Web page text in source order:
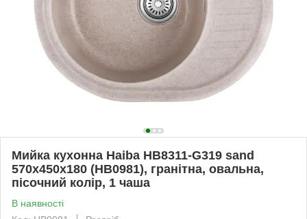
Мийка кухонна Haiba HB8311-G319 sand
570x450x180 (HB0981), гранітна, овальна,
пісочний колір, 1 чаша
В наявності